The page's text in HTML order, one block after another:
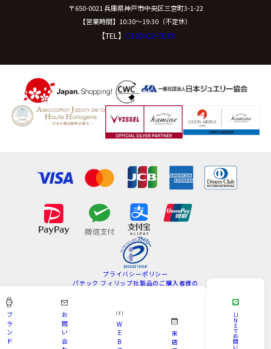
〒650-0021 兵庫県神戸市中央区三宮町3-1-22
【営業時間】10:30〜19:30（不定休）
【TEL】 0120-02-7039
プライバシーポリシー
パテック フィリップ社製品のご購入者様の
サイトマップ
Copyright © KAMINE All Rights Reserved.
ブ
ラ
ン
ド
お
問
い
合
W
E
B
来
店
LI
N
E
で
お
問
い